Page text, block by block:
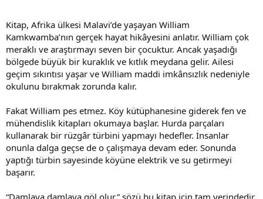
Kitap, Afrika ülkesi Malavi’de yaşayan William
Kamkwamba’nın gerçek hayat hikâyesini anlatır. William çok
meraklı ve araştırmayı seven bir çocuktur. Ancak yaşadığı
bölgede büyük bir kuraklık ve kıtlık meydana gelir. Ailesi
geçim sıkıntısı yaşar ve William maddi imkânsızlık nedeniyle
okulunu bırakmak zorunda kalır.
Fakat William pes etmez. Köy kütüphanesine giderek fen ve
mühendislik kitapları okumaya başlar. Hurda parçaları
kullanarak bir rüzgâr türbini yapmayı hedefler. İnsanlar
onunla dalga geçse de o çalışmaya devam eder. Sonunda
yaptığı türbin sayesinde köyüne elektrik ve su getirmeyi
başarır.
“Damlaya damlaya göl olur.” sözü bu kitap için tam yerindedir.